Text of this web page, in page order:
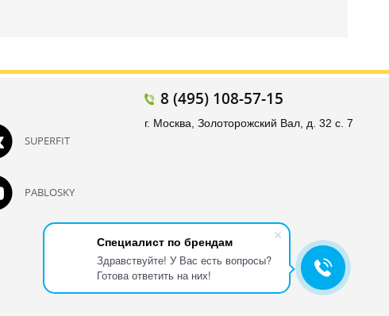
Специалист по брендам
Здравствуйте! У Вас есть вопросы?
Готова ответить на них!
SUPERFIT
PABLOSKY
8 (495) 108-57-15
г. Москва, Золоторожский Вал, д. 32 с. 7